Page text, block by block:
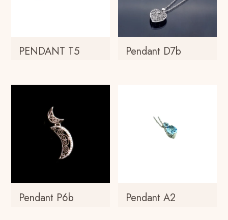
PENDANT T5 Pendant D7b
Pendant P6b Pendant A2